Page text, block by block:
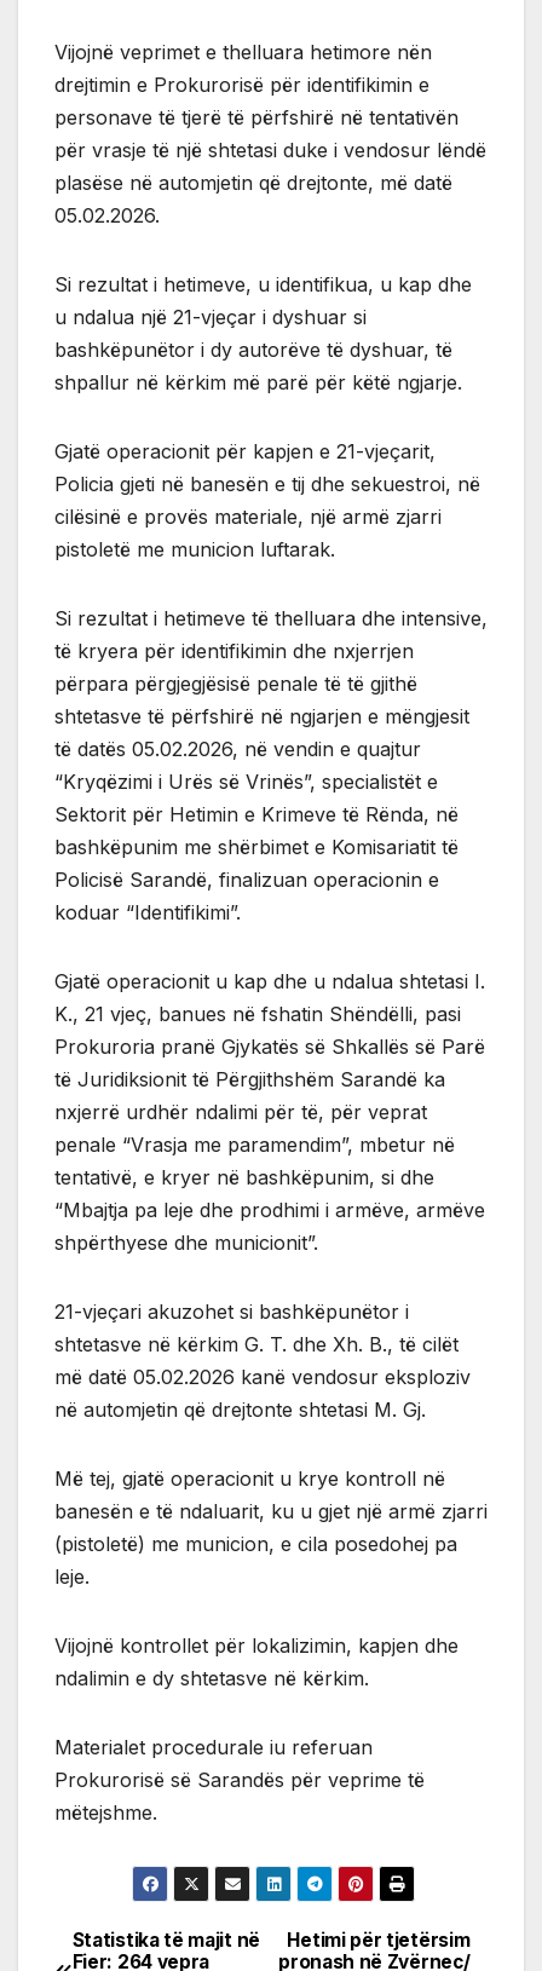
Vijojnë veprimet e thelluara hetimore nën
drejtimin e Prokurorisë për identifikimin e
personave të tjerë të përfshirë në tentativën
për vrasje të një shtetasi duke i vendosur lëndë
plasëse në automjetin që drejtonte, më datë
05.02.2026.
Si rezultat i hetimeve, u identifikua, u kap dhe
u ndalua një 21-vjeçar i dyshuar si
bashkëpunëtor i dy autorëve të dyshuar, të
shpallur në kërkim më parë për këtë ngjarje.
Gjatë operacionit për kapjen e 21-vjeçarit,
Policia gjeti në banesën e tij dhe sekuestroi, në
cilësinë e provës materiale, një armë zjarri
pistoletë me municion luftarak.
Si rezultat i hetimeve të thelluara dhe intensive,
të kryera për identifikimin dhe nxjerrjen
përpara përgjegjësisë penale të të gjithë
shtetasve të përfshirë në ngjarjen e mëngjesit
të datës 05.02.2026, në vendin e quajtur
“Kryqëzimi i Urës së Vrinës”, specialistët e
Sektorit për Hetimin e Krimeve të Rënda, në
bashkëpunim me shërbimet e Komisariatit të
Policisë Sarandë, finalizuan operacionin e
koduar “Identifikimi”.
Gjatë operacionit u kap dhe u ndalua shtetasi I.
K., 21 vjeç, banues në fshatin Shëndëlli, pasi
Prokuroria pranë Gjykatës së Shkallës së Parë
të Juridiksionit të Përgjithshëm Sarandë ka
nxjerrë urdhër ndalimi për të, për veprat
penale “Vrasja me paramendim”, mbetur në
tentativë, e kryer në bashkëpunim, si dhe
“Mbajtja pa leje dhe prodhimi i armëve, armëve
shpërthyese dhe municionit”.
21-vjeçari akuzohet si bashkëpunëtor i
shtetasve në kërkim G. T. dhe Xh. B., të cilët
më datë 05.02.2026 kanë vendosur eksploziv
në automjetin që drejtonte shtetasi M. Gj.
Më tej, gjatë operacionit u krye kontroll në
banesën e të ndaluarit, ku u gjet një armë zjarri
(pistoletë) me municion, e cila posedohej pa
leje.
Vijojnë kontrollet për lokalizimin, kapjen dhe
ndalimin e dy shtetasve në kërkim.
Materialet procedurale iu referuan
Prokurorisë së Sarandës për veprime të
mëtejshme.
Post
Hetimi për tjetërsim
pronash në Zvërnec/
Statistika të majit në
Fier: 264 vepra